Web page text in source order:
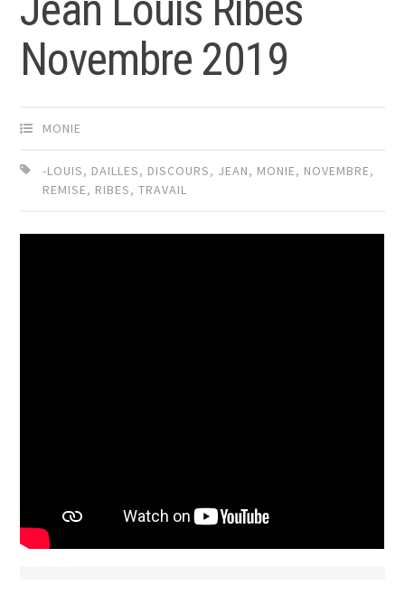
Novembre 2019
MONIE
-LOUIS, DAILLES, DISCOURS, JEAN, MONIE, NOVEMBRE,
REMISE, RIBES,TRAVAIL